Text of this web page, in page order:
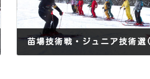
2024年2月19日